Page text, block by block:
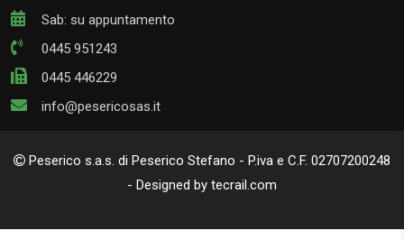
Sab: su appuntamento
0445 951243
0445 446229
info@pesericosas.it
Peserico s.a.s. di Peserico Stefano - P.iva e C.F. 02707200248
- Designed by tecrail.com